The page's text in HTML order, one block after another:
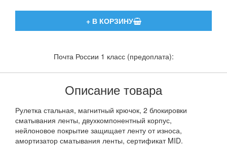
Почта России 1 класс (предоплата):
Описание товара
Рулетка стальная, магнитный крючок, 2 блокировки
сматывания ленты, двухкомпонентный корпус,
нейлоновое покрытие защищает ленту от износа,
амортизатор сматывания ленты, сертификат MID.